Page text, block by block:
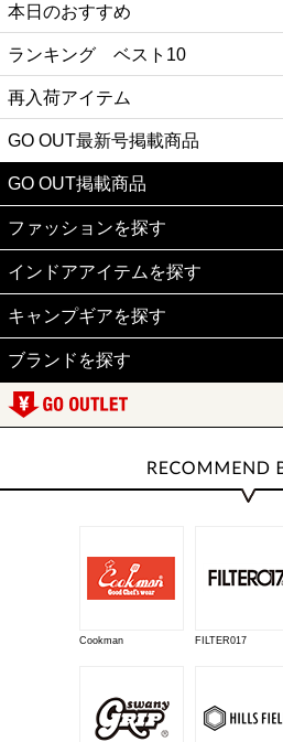
本日のおすすめ
ランキング ベスト10
再入荷アイテム
GO OUT最新号掲載商品
GO OUT掲載商品
ファッションを探す
インドアアイテムを探す
キャンプギアを探す
ブランドを探す
Cookman FILTER017